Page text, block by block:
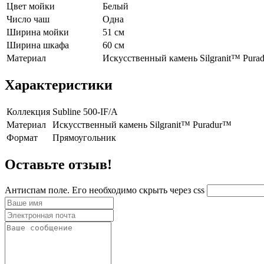
Цвет мойки
Белый
Число чаш
Одна
Ширина мойки
51 см
Ширина шкафа
60 см
Материал
Искусственный камень Silgranit™
Характеристики
Коллекция Subline 500-IF/A
Материал
Искусственный камень Silgranit™ Puradur™
Формат
Прямоугольник
Оставьте отзыв!
Антиспам поле. Его необходимо скрыть через css